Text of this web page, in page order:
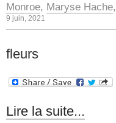
Monroe, Maryse Hache,
9 juin, 2021
fleurs
Lire la suite...